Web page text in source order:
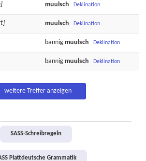
muulsch Deklination
muulsch Deklination
bannig muulsch Deklination
bannig muulsch Deklination
weitere Treffer anzeigen
SASS-Schreibregeln
Plattdeutsche Grammatik